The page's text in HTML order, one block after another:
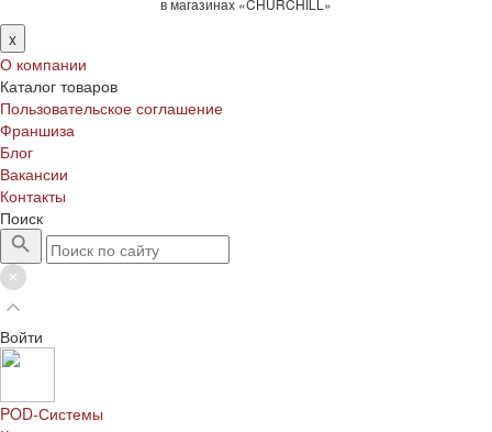
x
О компании
Каталог товаров
Пользовательское соглашение
Франшиза
Блог
Вакансии
Контакты
Поиск
Войти
POD-Системы